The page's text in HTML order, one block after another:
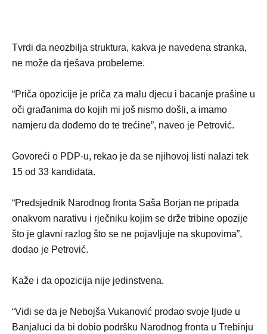
Tvrdi da neozbilja struktura, kakva je navedena stranka,
ne može da rješava probeleme.
“Priča opozicije je priča za malu djecu i bacanje prašine u
oči građanima do kojih mi još nismo došli, a imamo
namjeru da dođemo do te trećine”, naveo je Petrović.
Govoreći o PDP-u, rekao je da se njihovoj listi nalazi tek
15 od 33 kandidata.
“Predsjednik Narodnog fronta Saša Borjan ne pripada
onakvom narativu i rječniku kojim se drže tribine opozije
što je glavni razlog što se ne pojavljuje na skupovima”,
dodao je Petrović.
Kaže i da opozicija nije jedinstvena.
“Vidi se da je Nebojša Vukanović prodao svoje ljude u
Banjaluci da bi dobio podršku Narodnog fronta u Trebinju